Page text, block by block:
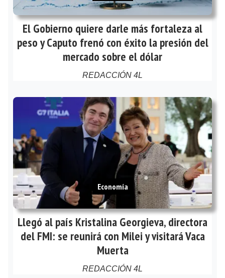
El Gobierno quiere darle más fortaleza al
peso y Caputo frenó con éxito la presión del
mercado sobre el dólar
REDACCIÓN 4L
Llegó al país Kristalina Georgieva, directora
del FMI: se reunirá con Milei y visitará Vaca
Muerta
REDACCIÓN 4L
Economía